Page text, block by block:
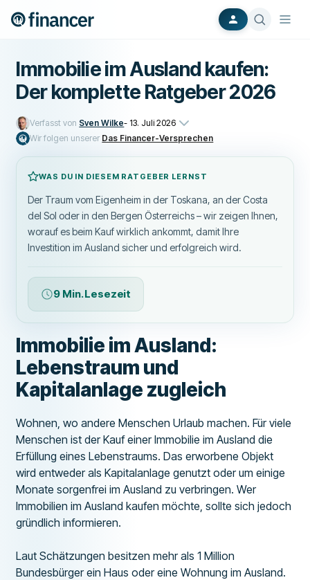
Immobilie im Ausland kaufen:
Der komplette Ratgeber 2026
Verfasst von Sven Wilke- 13. Juli 2026
Wir folgen unserer Das Financer-Versprechen
WAS DU IN DIESEM RATGEBER LERNST
Der Traum vom Eigenheim in der Toskana, an der Costa
del Sol oder in den Bergen Österreichs – wir zeigen Ihnen,
worauf es beim Kauf wirklich ankommt, damit Ihre
Investition im Ausland sicher und erfolgreich wird.
9 Min. Lesezeit
Immobilie im Ausland:
Lebenstraum und
Kapitalanlage zugleich
Wohnen, wo andere Menschen Urlaub machen. Für viele
Menschen ist der Kauf einer Immobilie im Ausland die
Erfüllung eines Lebenstraums. Das erworbene Objekt
wird entweder als Kapitalanlage genutzt oder um einige
Monate sorgenfrei im Ausland zu verbringen. Wer
Immobilien im Ausland kaufen möchte, sollte sich jedoch
gründlich informieren.
Laut Schätzungen besitzen mehr als 1 Million
Bundesbürger ein Haus oder eine Wohnung im Ausland.